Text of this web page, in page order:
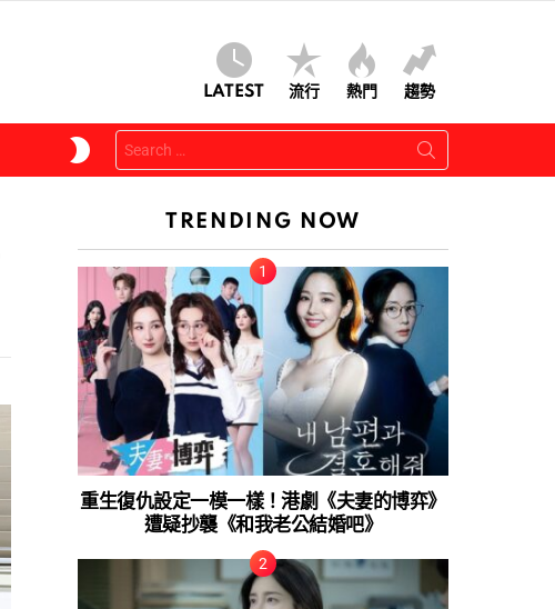
LATEST 流行 熱門 趨勢
SKIN
Search
for:
TRENDING NOW
重生復仇設定一模一樣！港劇《夫妻的博弈》
遭疑抄襲《和我老公結婚吧》